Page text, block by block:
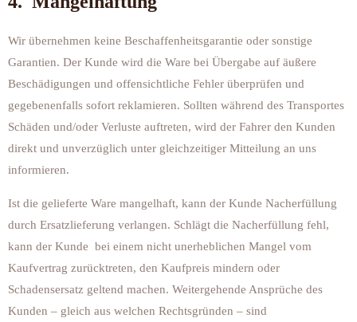
Wir übernehmen keine Beschaffenheitsgarantie oder sonstige
Garantien. Der Kunde wird die Ware bei Übergabe auf äußere
Beschädigungen und offensichtliche Fehler überprüfen und
gegebenenfalls sofort reklamieren. Sollten während des Transportes
Schäden und/oder Verluste auftreten, wird der Fahrer den Kunden
direkt und unverzüglich unter gleichzeitiger Mitteilung an uns
informieren.
Ist die gelieferte Ware mangelhaft, kann der Kunde Nacherfüllung
durch Ersatzlieferung verlangen. Schlägt die Nacherfüllung fehl,
kann der Kunde bei einem nicht unerheblichen Mangel vom
Kaufvertrag zurücktreten, den Kaufpreis mindern oder
Schadensersatz geltend machen. Weitergehende Ansprüche des
Kunden – gleich aus welchen Rechtsgründen – sind